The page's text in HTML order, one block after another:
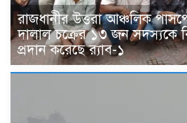
রাজধানীর উত্তরা আঞ্চলিক
দালাল চক্রের ১৩ জন সদস্যকে
প্রদান করেছে র‌্যাব-১